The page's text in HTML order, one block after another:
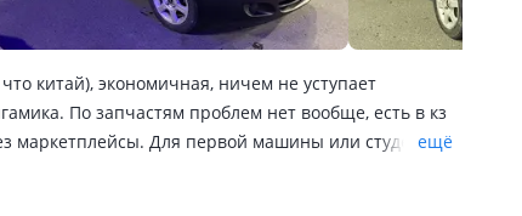
китай), экономичная, ничем не уступает
По запчастям проблем нет вообще, есть в кз
маркетплейсы. Для первой машины или студенту
не уступает другим, на много лучше чем автоваз
ещё